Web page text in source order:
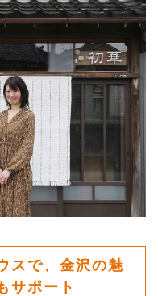
スで、金沢の魅
サポート